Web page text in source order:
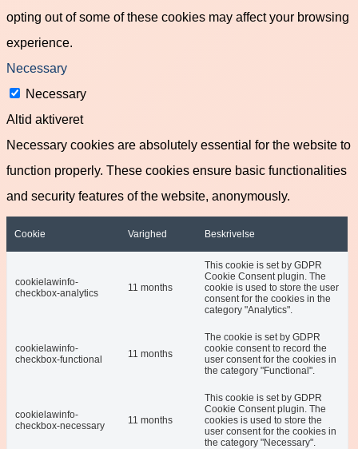
opting out of some of these cookies may affect your browsing
experience.
Necessary
Necessary
Altid aktiveret
Necessary cookies are absolutely essential for the website to
function properly. These cookies ensure basic functionalities
and security features of the website, anonymously.
Cookie Varighed Beskrivelse
cookielawinfo-
checkbox-analytics
11 months
This cookie is set by GDPR
Cookie Consent plugin. The
cookie is used to store the user
consent for the cookies in the
category "Analytics".
cookielawinfo-
checkbox-functional
11 months
The cookie is set by GDPR
cookie consent to record the
user consent for the cookies in
the category "Functional".
cookielawinfo-
checkbox-necessary
11 months
This cookie is set by GDPR
Cookie Consent plugin. The
cookies is used to store the
user consent for the cookies in
the category "Necessary".